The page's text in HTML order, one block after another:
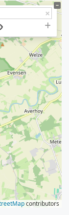
contributors